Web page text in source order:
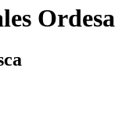
Ordesa